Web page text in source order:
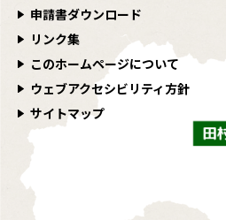
申請書ダウンロード
リンク集
このホームページについて
ウェブアクセシビリティ方針
サイトマップ